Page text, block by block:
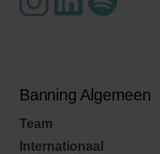
Banning Algemeen
Team
Internationaal